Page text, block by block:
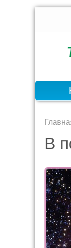
В